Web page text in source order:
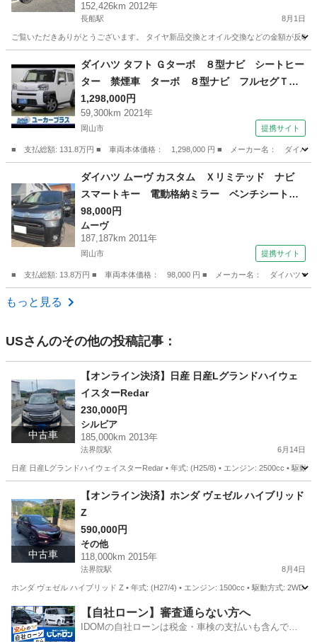
152,426km 2012年
長船駅 8月1日
ご覧いただきありがとうございます。 タイヤ新品交換とオイル交換などの金額が反
長船駅 ハイゼット 走行距離
ダイハツ タフト Ｇターボ ８型ナビ シートヒー
ター 禁煙車 ターボ ８型ナビ フルセグＴ
Ｖ Ｂｌｕｅｔｏｏｔｈ バックカメラ ＬＥＤ
ヘッドライト スカイルーフ レーダークルー
ズ シートヒーター 障害物センサー 前ドラレ
コ スマートキー （検8.12）
1,298,000円
59,300km 2021年
岡山市 提携サイト
■ 支払総額: 131.8万円 ■ 車両本体価格： 1,298,000 円 ■ メーカー名： ダイ
ダイハツ
ダイハツ ムーヴ カスタム Ｘリミテッド ナビ
スマートキー 電動格納ミラー ベンチシート
ＣＶＴ ミュージックプレイヤー接続可 アルミ
ホイール エアコン パワーウィンドウ （検8.1
1）
98,000円
ムーヴ
187,187km 2011年
岡山市 提携サイト
■ 支払総額: 13.8万円 ■ 車両本体価格： 98,000 円 ■ メーカー名： ダイハツ
岡山 岡山市
もっと見る
USさんのその他の投稿記事：
中古車
【オンライン決済】日産 日産Lグランドハイウェ
イスターRedar
230,000円
シルビア
185,000km 2013年
法界院駅 6月14日
日産 日産LグランドハイウェイスターRedar • 年式: (H25/8) • エンジン: 2500cc • 駆動
法界院駅 シルビア ハイウェイスター
中古車
【オンライン決済】ホンダ ヴェゼル ハイブリッド
Z
590,000円
その他
118,000km 2015年
法界院駅 8月4日
ホンダ ヴェゼル ハイブリッド Z • 年式: (H27/4) • エンジン: 1500cc • 駆動方式: 2WD
岡山 岡山市 法界院駅 その他
【自社ローン】審査通らない方へ
IDOMの自社ローンは税金・車検の支払いも含んでい